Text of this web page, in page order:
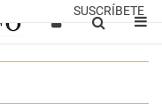
SUSCRÍBETE